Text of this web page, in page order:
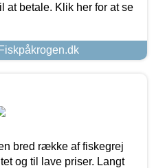
at betale. Klik her for at se
bred række af fiskegrej
og til lave priser. Langt